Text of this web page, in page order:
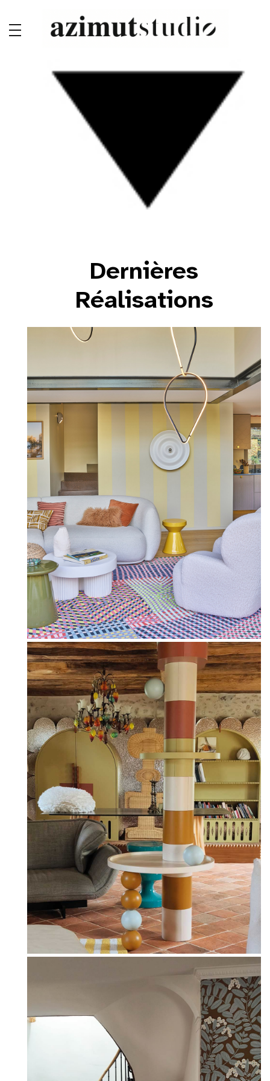
[rev_slider_vc alias= »Accueil-V1″]
Dernières
Réalisations
Maison sur la Seine